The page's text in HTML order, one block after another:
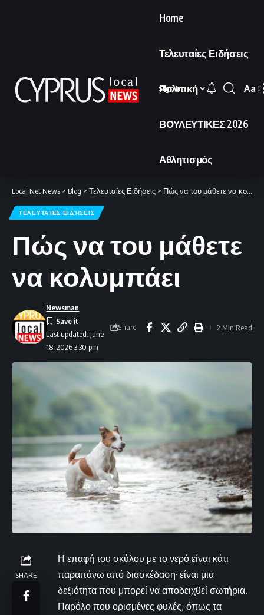
Home
Τελευταίες Ειδήσεις
Πολιτική
ΒΟΥΛΕΥΤΙΚΕΣ 2026
Αθλητισμός
Sign In
Font
Aa
Local Net News > Blog > Τελευταίες Ειδήσεις > Πώς να του μάθετε να κολυμπάει
ΤΕΛΕΥΤΑΊΕΣ ΕΙΔΉΣΕΙΣ
Πώς να του μάθετε
να κολυμπάει
Last updated: June
18, 2026 3:30 pm
Newsman
Share 2 Min Read
SHARE
Η επαφή του σκύλου με το νερό είναι κάτι
παραπάνω από διασκέδαση· είναι μια
δεξιότητα που μπορεί να αποδειχθεί σωτήρια.
Παρόλο που ορισμένες φυλές, όπως τα